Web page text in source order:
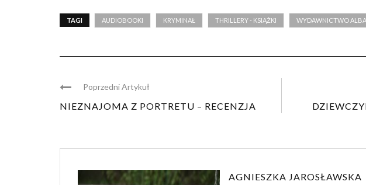
TAGI AUDIOBOOKI KRYMINAŁ THRILLERY - KSIĄŻKI WYDAWNICTWO
Poprzedni Artykuł
NIEZNAJOMA Z PORTRETU – RECENZJA
AGNIESZKA JAROSŁAWSKA